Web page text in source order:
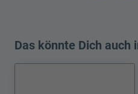
Das könnte Dich auch